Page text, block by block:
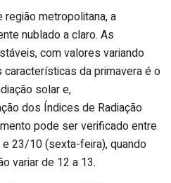
região metropolitana, a
nublado a claro. As
com valores variando
características da primavera é o
solar e,
dos Índices de Radiação
pode ser verificado entre
23/10 (sexta-feira), quando
variar de 12 a 13.